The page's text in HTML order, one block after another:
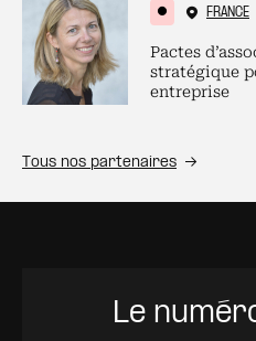
FRANCE
Pactes
stratégique
entreprise
Tous nos partenaires
Le